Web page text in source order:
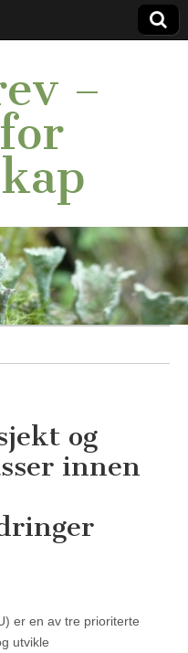
–
og
innen
er en av tre prioriterte
utvikle